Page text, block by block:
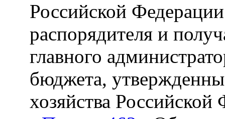
Российской
распорядителя и
главного
бюджета,
хозяйства